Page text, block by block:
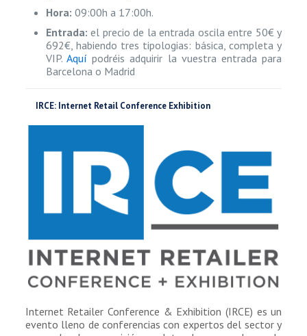
Hora: 09:00h a 17:00h.
Entrada: el precio de la entrada oscila entre 50€ y
692€, habiendo tres tipologias: básica, completa y
VIP.Aquípodréis adquirir la vuestra entrada para
Barcelona o Madrid
IRCE: Internet Retail Conference Exhibition
Internet Retailer Conference & Exhibition (IRCE) es un
evento lleno de conferencias con expertos del sector y